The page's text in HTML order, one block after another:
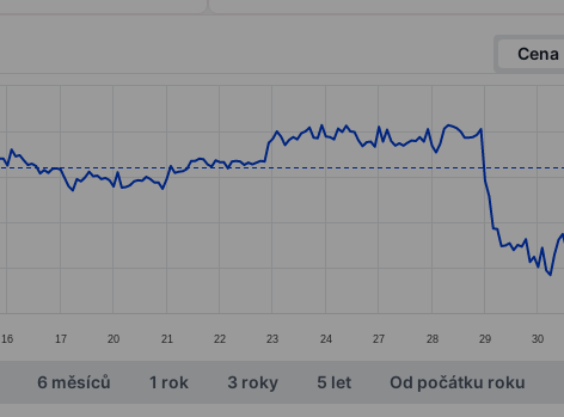
Cena
16 17 20 21 22 23 24 27 28 29 30
6 měsíců 1 rok 3 roky 5 let Od počátku roku